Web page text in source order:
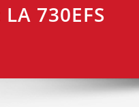
LA 730EFS